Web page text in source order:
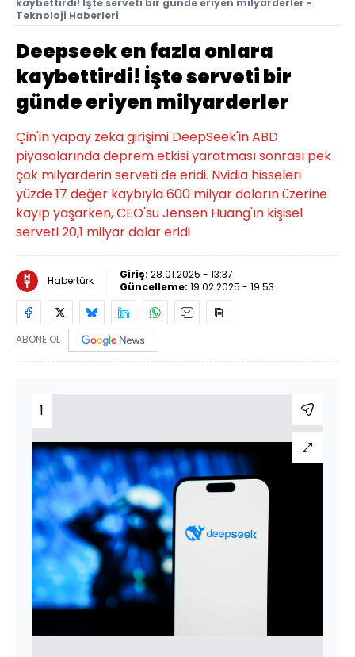
kaybettirdi! İşte serveti bir günde eriyen milyarderler -
Teknoloji Haberleri
Deepseek en fazla onlara
kaybettirdi! İşte serveti bir
günde eriyen milyarderler
Çin'in yapay zeka girişimi DeepSeek'in ABD
piyasalarında deprem etkisi yaratması sonrası pek
çok milyarderin serveti de eridi. Nvidia hisseleri
yüzde 17 değer kaybıyla 600 milyar doların üzerine
kayıp yaşarken, CEO'su Jensen Huang'ın kişisel
serveti 20,1 milyar dolar eridi
Habertürk Giriş: 28.01.2025 - 13:37
Güncelleme: 19.02.2025 - 19:53
ABONE OL
1